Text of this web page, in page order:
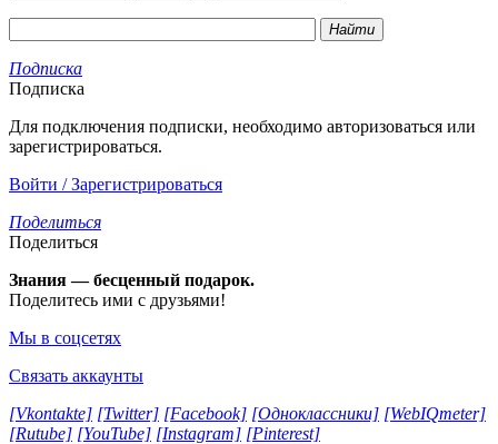
Найти
Подписка
Подписка
Для подключения подписки, необходимо авторизоваться или
зарегистрироваться.
Войти / Зарегистрироваться
Поделиться
Поделиться
Знания — бесценный подарок.
Поделитесь ими с друзьями!
Мы в соцсетях
Связать аккаунты
[Vkontakte] [Twitter] [Facebook] [Одноклассники] [WebIQmeter]
[Rutube] [YouTube] [Instagram] [Pinterest]